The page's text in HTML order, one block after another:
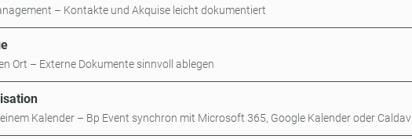
– Kontakte und Akquise leicht dokumentiert
Ort – Externe Dokumente sinnvoll ablegen
Kalender – Bp Event synchron mit Microsoft 365, Google Kalender oder Caldav